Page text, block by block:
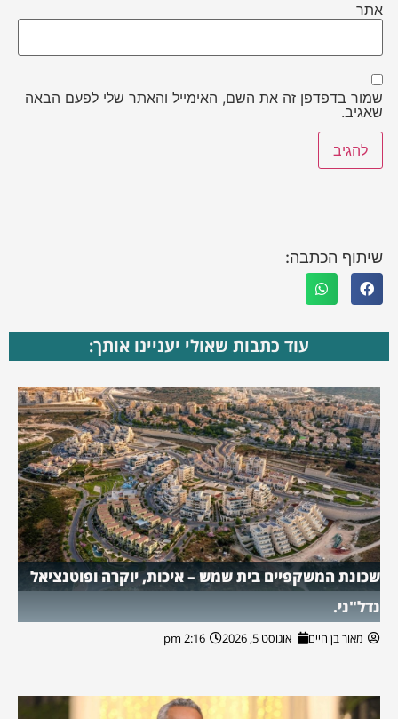
אתר
שמור בדפדפן זה את השם, האימייל והאתר שלי לפעם הבאה
שאגיב.
שיתוף הכתבה:
עוד כתבות שאולי יעניינו אותך:
שכונת המשקפיים בית שמש – איכות, יוקרה ופוטנציאל
נדל"ני.
מאור בן חיים אוגוסט 5, 2026 2:16 pm